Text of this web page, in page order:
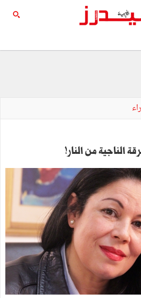
الناجية من النار!